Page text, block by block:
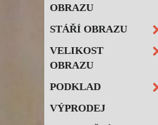
OBRAZU
STÁŘÍ OBRAZU
VELIKOST
OBRAZU
PODKLAD
VÝPRODEJ